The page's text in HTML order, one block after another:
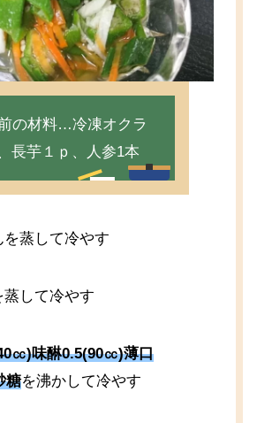
の材料…冷凍オクラ
長芋１ｐ、人参1本
蒸して冷やす
して冷やす
㏄)味醂0.5(90㏄)薄口
糖を沸かして冷やす